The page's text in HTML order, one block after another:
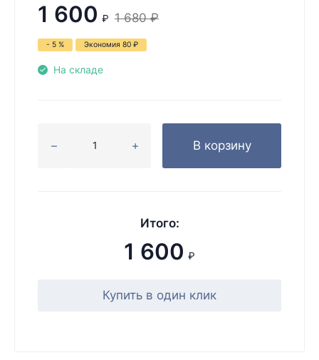
1 600 ₽ 1 680 ₽
- 5 % Экономия 80 ₽
На складе
В корзину
Итого:
1 600 ₽
Купить в один клик